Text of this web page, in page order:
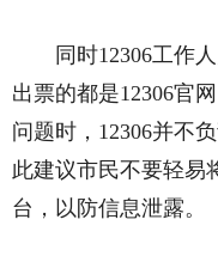
同时12306工作人
出票的都是12306官
问题时，12306并不
此建议市民不要轻易
台，以防信息泄露。